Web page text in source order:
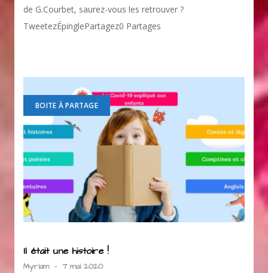
de G.Courbet, saurez-vous les retrouver ?
TweetezÉpinglePartagez0 Partages
BOITE À PARTAGE
Il était une histoire !
Myriam - 7 mai 2020